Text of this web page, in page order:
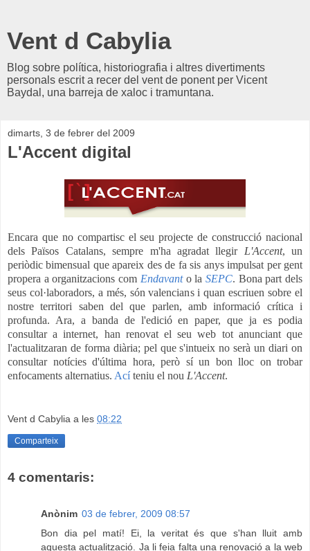
Vent d Cabylia
Blog sobre política, historiografia i altres divertiments
personals escrit a recer del vent de ponent per Vicent
Baydal, una barreja de xaloc i tramuntana.
dimarts, 3 de febrer del 2009
L'Accent digital
Encara que no compartisc el seu projecte de construcció nacional
dels Països Catalans, sempre m'ha agradat llegir L'Accent, un
periòdic bimensual que apareix des de fa sis anys impulsat per gent
propera a organitzacions com Endavanto la SEPC. Bona part dels
seus col·laboradors, a més, són valencians i quan escriuen sobre el
nostre territori saben del que parlen, amb informació crítica i
profunda. Ara, a banda de l'edició en paper, que ja es podia
consultar a internet, han renovat el seu web tot anunciant que
l'actualitzaran de forma diària; pel que s'intueix no serà un diari on
consultar notícies d'última hora, però sí un bon lloc on trobar
enfocaments alternatius. Acíteniu el nou L'Accent.
Vent d Cabylia a les 08:22
Comparteix
4 comentaris:
Anònim 03 de febrer, 2009 08:57
Bon dia pel matí! Ei, la veritat és que s'han lluit amb
aquesta actualització. Ja li feia falta una renovació a la web